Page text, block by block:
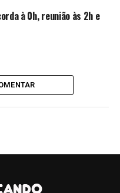
álcool. Até o momento,
oficialmente
LENDO
à 0h, reunião às 2h e